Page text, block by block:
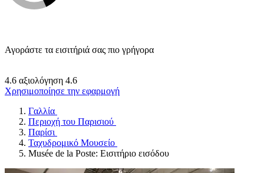
Αγοράστε τα εισιτήριά σας πιο γρήγορα
4.6 αξιολόγηση 4.6
Χρησιμοποίησε την εφαρμογή
Γαλλία
Περιοχή του Παρισιού
Παρίσι
Ταχυδρομικό Μουσείο
Musée de la Poste: Εισιτήριο εισόδου